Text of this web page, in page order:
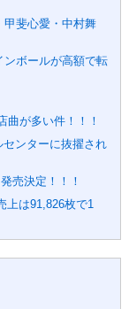
甲斐心愛・中村舞
ンボールが高額で転
曲が多い件！！！
センターに抜擢され
売決定！！！
上は91,826枚で1